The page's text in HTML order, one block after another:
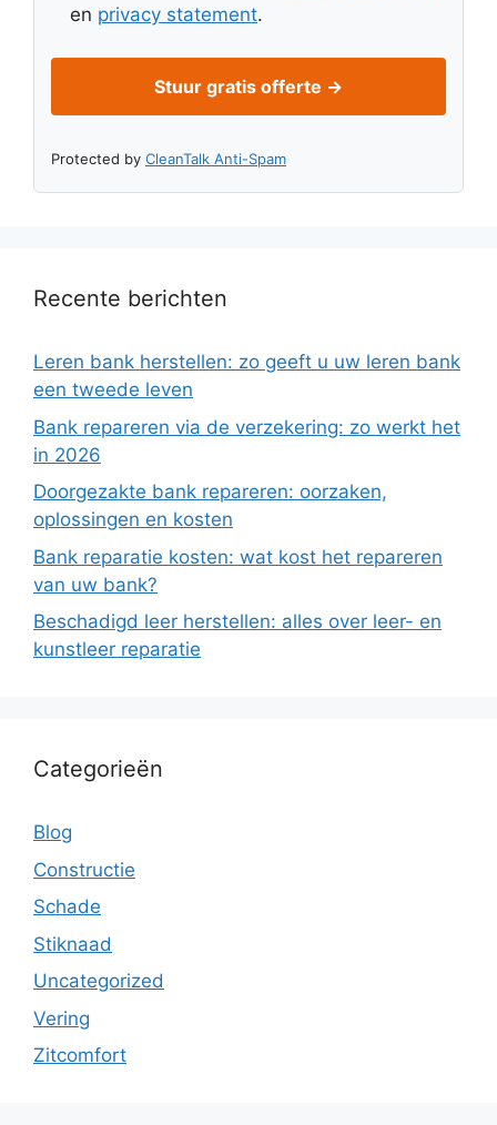
en privacy statement.
Protected by CleanTalk Anti-Spam
Recente berichten
Leren bank herstellen: zo geeft u uw leren bank
een tweede leven
Bank repareren via de verzekering: zo werkt het
in 2026
Doorgezakte bank repareren: oorzaken,
oplossingen en kosten
Bank reparatie kosten: wat kost het repareren
van uw bank?
Beschadigd leer herstellen: alles over leer- en
kunstleer reparatie
Categorieën
Blog
Constructie
Schade
Stiknaad
Uncategorized
Vering
Zitcomfort